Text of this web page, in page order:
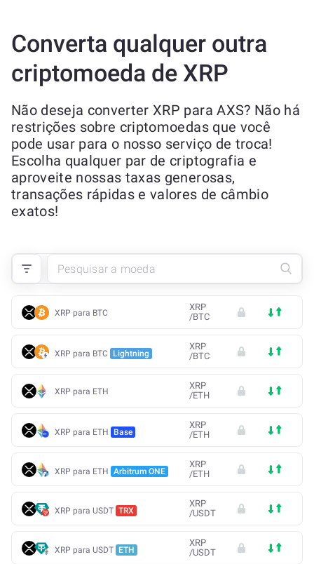
Converta qualquer outra
criptomoeda de XRP
Não deseja converter XRP para AXS? Não há
restrições sobre criptomoedas que você
pode usar para o nosso serviço de troca!
Escolha qualquer par de criptografia e
aproveite nossas taxas generosas,
transações rápidas e valores de câmbio
exatos!
XRP para BTC
XRP
/BTC
XRP para BTC Lightning
XRP
/BTC
XRP para ETH
XRP
/ETH
XRP para ETH Base
XRP
/ETH
XRP para ETH Arbitrum ONE
XRP
/ETH
XRP para USDT TRX
XRP
/USDT
XRP para USDT ETH
XRP
/USDT